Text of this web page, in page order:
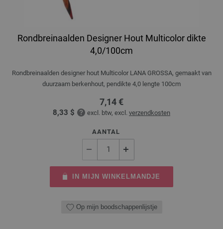
Rondbreinaalden Designer Hout Multicolor dikte
4,0/100cm
Rondbreinaalden designer hout Multicolor LANA GROSSA, gemaakt van
duurzaam berkenhout, pendikte 4,0 lengte 100cm
7,14 €
8,33 $ excl. btw, excl. verzendkosten
AANTAL
IN MIJN WINKELMANDJE
Op mijn boodschappenlijstje